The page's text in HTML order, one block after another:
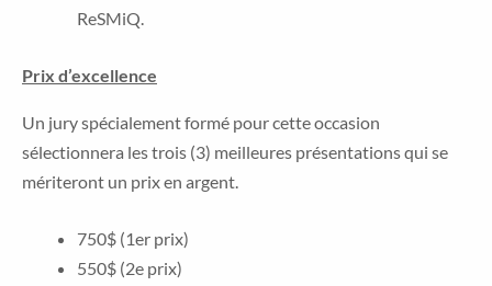
ReSMiQ.
Prix d’excellence
Un jury spécialement formé pour cette occasion
sélectionnera les trois (3) meilleures présentations qui se
mériteront un prix en argent.
750$ (1er prix)
550$ (2e prix)